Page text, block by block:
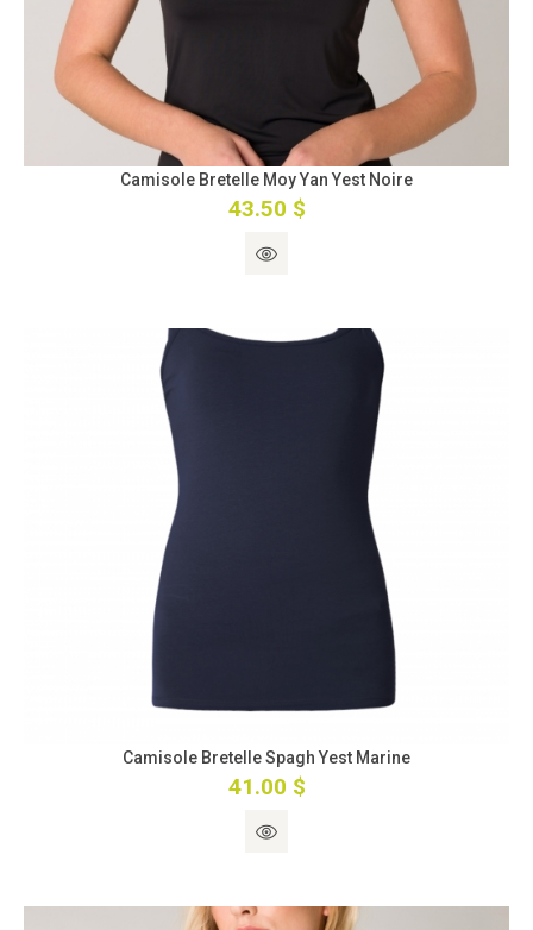
Camisole Bretelle Moy Yan Yest Noire
43.50 $
Camisole Bretelle Spagh Yest Marine
41.00 $